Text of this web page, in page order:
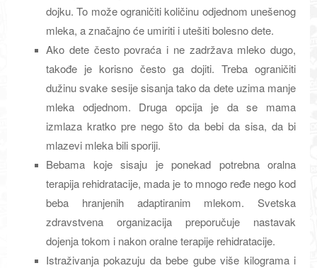
dojku. To može ograničiti količinu odjednom unešenog
mleka, a značajno će umiriti i utešiti bolesno dete.
Ako dete često povraća i ne zadržava mleko dugo,
takođe je korisno često ga dojiti. Treba ograničiti
dužinu svake sesije sisanja tako da dete uzima manje
mleka odjednom. Druga opcija je da se mama
izmlaza kratko pre nego što da bebi da sisa, da bi
mlazevi mleka bili sporiji.
Bebama koje sisaju je ponekad potrebna oralna
terapija rehidratacije, mada je to mnogo ređe nego kod
beba hranjenih adaptiranim mlekom. Svetska
zdravstvena organizacija preporučuje nastavak
dojenja tokom i nakon oralne terapije rehidratacije.
Istraživanja pokazuju da bebe gube više kilograma i